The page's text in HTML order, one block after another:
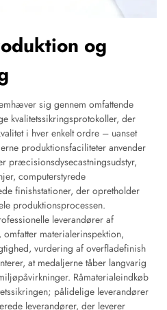
og
sig gennem omfattende
kvalitetssikringsprotokoller, der
i hver enkelt ordre – uanset
produktionsfaciliteter anvender
præcisionsdysecastningsudstyr,
computerstyrede
finishstationer, der opretholder
produktionsprocessen.
leverandører af
materialerinspektion,
vurdering af overfladefinish
at medaljerne tåber langvarig
Råmaterialeindkøb
pålidelige leverandører
leverandører, der leverer